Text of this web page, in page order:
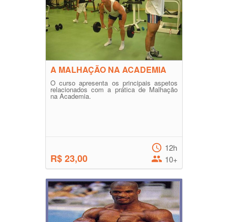
A MALHAÇÃO NA ACADEMIA
O curso apresenta os principais aspetos
relacionados com a prática de Malhação
na Academia.
R$ 23,00
12h
10+